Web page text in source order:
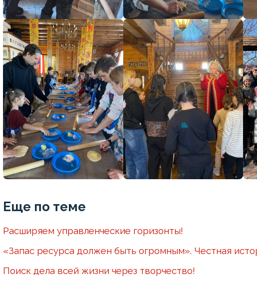
Еще по теме
Расширяем управленческие горизонты!
«Запас ресурса должен быть огромным». Честная
Поиск дела всей жизни через творчество!